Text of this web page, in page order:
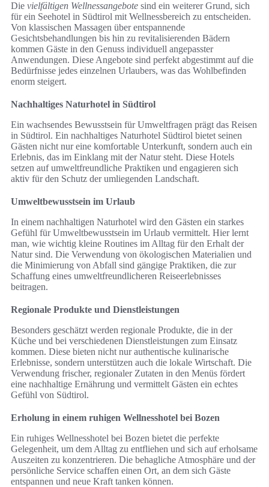
Die vielfältigen Wellnessangebote sind ein weiterer Grund, sich
für ein Seehotel in Südtirol mit Wellnessbereich zu entscheiden.
Von klassischen Massagen über entspannende
Gesichtsbehandlungen bis hin zu revitalisierenden Bädern
kommen Gäste in den Genuss individuell angepasster
Anwendungen. Diese Angebote sind perfekt abgestimmt auf die
Bedürfnisse jedes einzelnen Urlaubers, was das Wohlbefinden
enorm steigert.
Nachhaltiges Naturhotel in Südtirol
Ein wachsendes Bewusstsein für Umweltfragen prägt das Reisen
in Südtirol. Ein nachhaltiges Naturhotel Südtirol bietet seinen
Gästen nicht nur eine komfortable Unterkunft, sondern auch ein
Erlebnis, das im Einklang mit der Natur steht. Diese Hotels
setzen auf umweltfreundliche Praktiken und engagieren sich
aktiv für den Schutz der umliegenden Landschaft.
Umweltbewusstsein im Urlaub
In einem nachhaltigen Naturhotel wird den Gästen ein starkes
Gefühl für Umweltbewusstsein im Urlaub vermittelt. Hier lernt
man, wie wichtig kleine Routines im Alltag für den Erhalt der
Natur sind. Die Verwendung von ökologischen Materialien und
die Minimierung von Abfall sind gängige Praktiken, die zur
Schaffung eines umweltfreundlicheren Reiseerlebnisses
beitragen.
Regionale Produkte und Dienstleistungen
Besonders geschätzt werden regionale Produkte, die in der
Küche und bei verschiedenen Dienstleistungen zum Einsatz
kommen. Diese bieten nicht nur authentische kulinarische
Erlebnisse, sondern unterstützen auch die lokale Wirtschaft. Die
Verwendung frischer, regionaler Zutaten in den Menüs fördert
eine nachhaltige Ernährung und vermittelt Gästen ein echtes
Gefühl von Südtirol.
Erholung in einem ruhigen Wellnesshotel bei Bozen
Ein ruhiges Wellnesshotel bei Bozen bietet die perfekte
Gelegenheit, um dem Alltag zu entfliehen und sich auf erholsame
Auszeiten zu konzentrieren. Die behagliche Atmosphäre und der
persönliche Service schaffen einen Ort, an dem sich Gäste
entspannen und neue Kraft tanken können.